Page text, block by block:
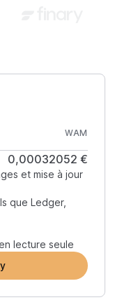
WAM
0,00032052 €
et mise à jour
que Ledger,
lecture seule